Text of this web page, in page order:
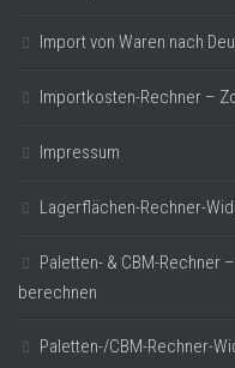
Import von Waren nach
Importkosten-Rechner –
Impressum
Lagerflächen-Rechner-
Paletten- & CBM-Rechner
berechnen
Paletten-/CBM-Rechner-